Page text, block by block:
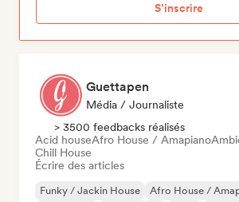
S’inscrire
Guettapen
Média / Journaliste
> 3500 feedbacks réalisés
Acid houseAfro House / Amapiano
Chill House
Écrire des articles
Funky / Jackin House
Afro House /